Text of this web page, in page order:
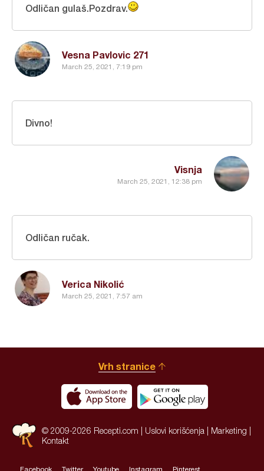
Vesna Pavlovic 271
March 25, 2021, 7:19 pm
Odličan gulaš.Pozdrav.
Visnja
March 25, 2021, 12:38 pm
Divno!
Verica Nikolić
March 25, 2021, 7:57 am
Odličan ručak.
Vrh stranice
© 2009-2026 Recepti.com | Uslovi korišćenja Marketing
Kontakt
Facebook Twitter Youtube Instagram Pinterest